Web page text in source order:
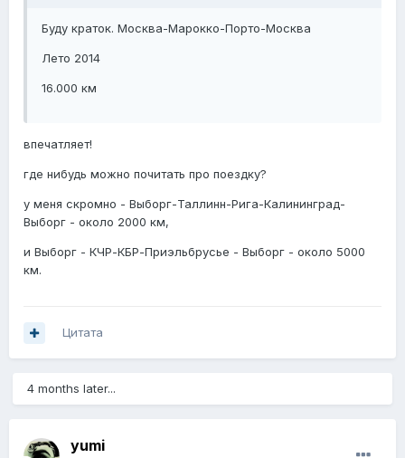
Буду краток. Москва-Марокко-Порто-Москва
Лето 2014
16.000 км
впечатляет!
где нибудь можно почитать про поездку?
у меня скромно - Выборг-Таллинн-Рига-Калининград-
Выборг - около 2000 км,
и Выборг - КЧР-КБР-Приэльбрусье - Выборг - около 5000
км.
Цитата
4 months later...
yumi